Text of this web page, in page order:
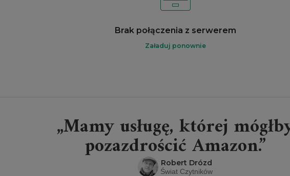
Brak połączenia z serwerem
Załaduj ponownie
„Mamy usługę, której
pozazdrościć Amazon.”
Robert Drózd
Świat Czytników